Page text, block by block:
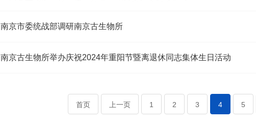
南京市委统战部调研南京古生物所
南京古生物所举办庆祝2024年重阳节暨离退休同志集体生日活动
首页 上一页 1 2 3 4 5